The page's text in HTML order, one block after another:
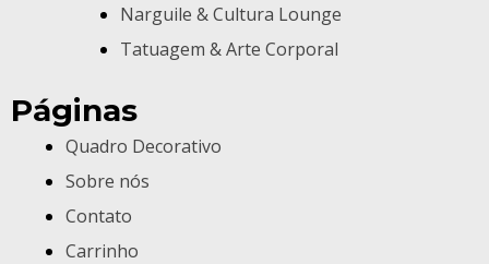
Narguile & Cultura Lounge
Tatuagem & Arte Corporal
Páginas
Quadro Decorativo
Sobre nós
Contato
Carrinho